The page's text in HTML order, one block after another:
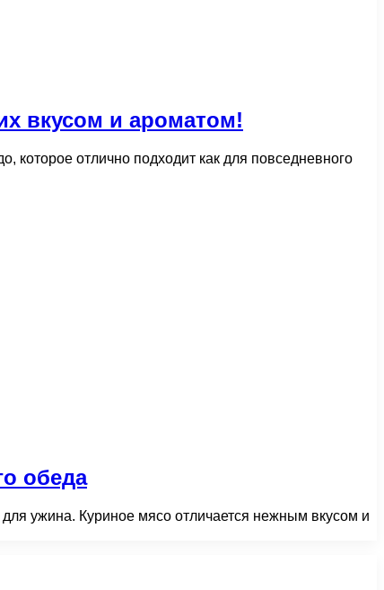
вкусом и ароматом!
отлично подходит как для повседневного
обеда
ужина. Куриное мясо отличается нежным вкусом и